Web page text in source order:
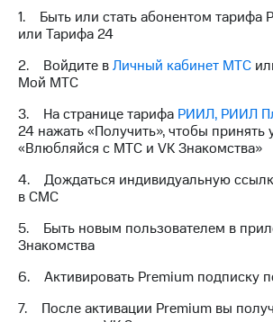
Семейная
группа
Заказать
SIM-
карту
Оформить
eSIM
SIM-
для
иностранцев
Оформить
номер
РИИЛ
и МТС
Супер
дешевле
при
оплате
с карты
МТС
ТВ
с выгодным
Тарифы
1. Быть или стать абонентом
или Тарифа 24
2. Войдите вЛичный кабинет МТС
Мой МТС
3. На странице тарифа РИИЛ, РИИЛ
24 нажать «Получить», чтобы принять
«Влюбляйся с МТС и VK Знакомства»
4. Дождаться индивидуальную
в СМС
5. Быть новым пользователем в
Знакомства
6. Активировать Premium подписку
7. После активации Premium вы